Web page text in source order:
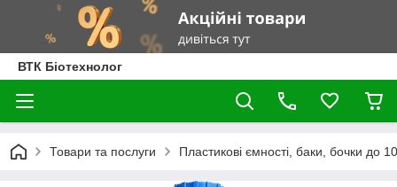
ВТК Біотехнолог
Товари та послуги Пластикові ємності, баки, бочки до